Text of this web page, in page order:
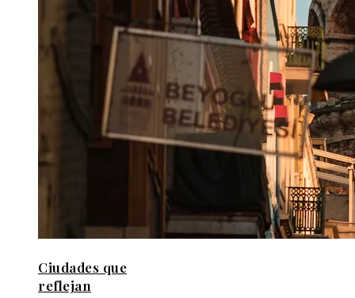
Ciudades que
reflejan